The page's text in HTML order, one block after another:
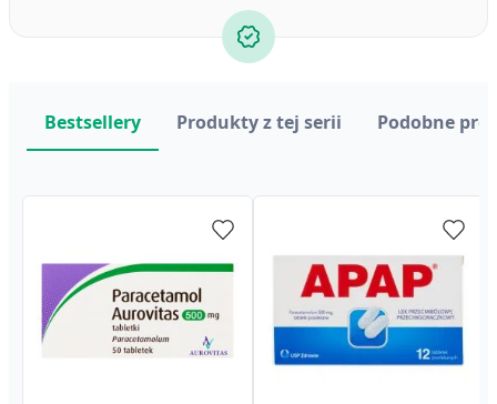
Bestsellery Produkty z tej serii Podobne